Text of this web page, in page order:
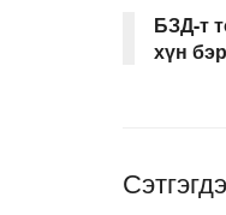
БЗД-т
хүн